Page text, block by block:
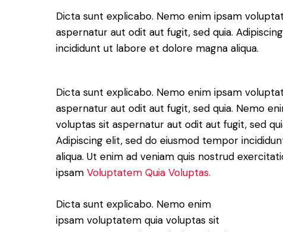
Dicta sunt explicabo. Nemo enim ipsam
aspernatur aut odit aut fugit, sed quia.
incididunt ut labore et dolore magna aliqua.
Dicta sunt explicabo. Nemo enim ipsam
aspernatur aut odit aut fugit, sed quia. Nemo
voluptas sit aspernatur aut odit aut fugit, sed
Adipiscing elit, sed do eiusmod tempor
aliqua. Ut enim ad veniam quis nostrud
ipsamVoluptatem Quia Voluptas.
Dicta sunt explicabo. Nemo enim
ipsam voluptatem quia voluptas sit